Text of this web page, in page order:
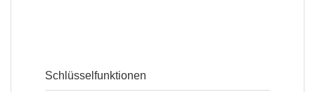
Schlüsselfunktionen